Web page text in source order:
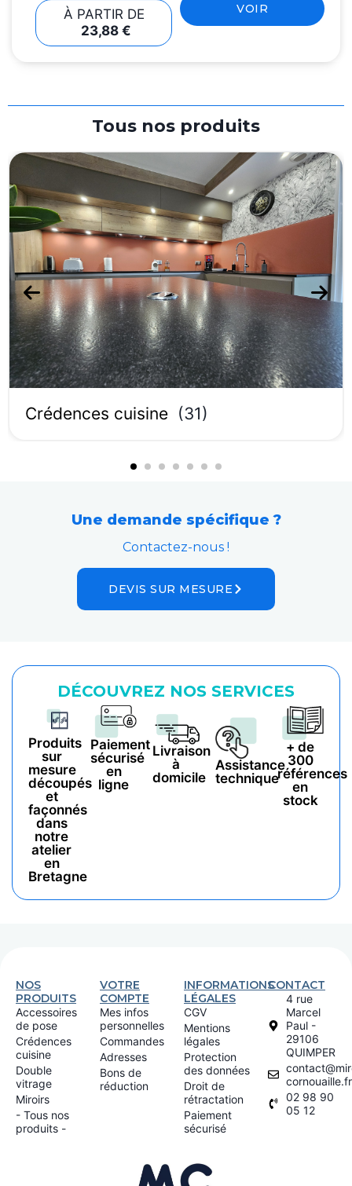
À PARTIR DE
23,88 €
VOIR
Tous nos produits
Crédences cuisine (31)
Une demande spécifique ?
Contactez-nous !
DEVIS SUR MESURE
DÉCOUVREZ NOS SERVICES
Produits
sur
mesure
découpés
et
façonnés
dans
notre
atelier
en
Bretagne
Paiement
sécurisé
en
ligne
Livraison
à
domicile
Assistance
technique
+ de
300
références
en
stock
NOS
PRODUITS
Accessoires
de pose
Crédences
cuisine
Double
vitrage
Miroirs
- Tous nos
produits -
VOTRE
COMPTE
Mes infos
personnelles
Commandes
Adresses
Bons de
réduction
INFORMATIONS
LÉGALES
CGV
Mentions
légales
Protection
des données
Droit de
rétractation
Paiement
sécurisé
CONTACT
4 rue
Marcel
Paul -
29106
QUIMPER
cornouaille.fr
02 98 90
05 12